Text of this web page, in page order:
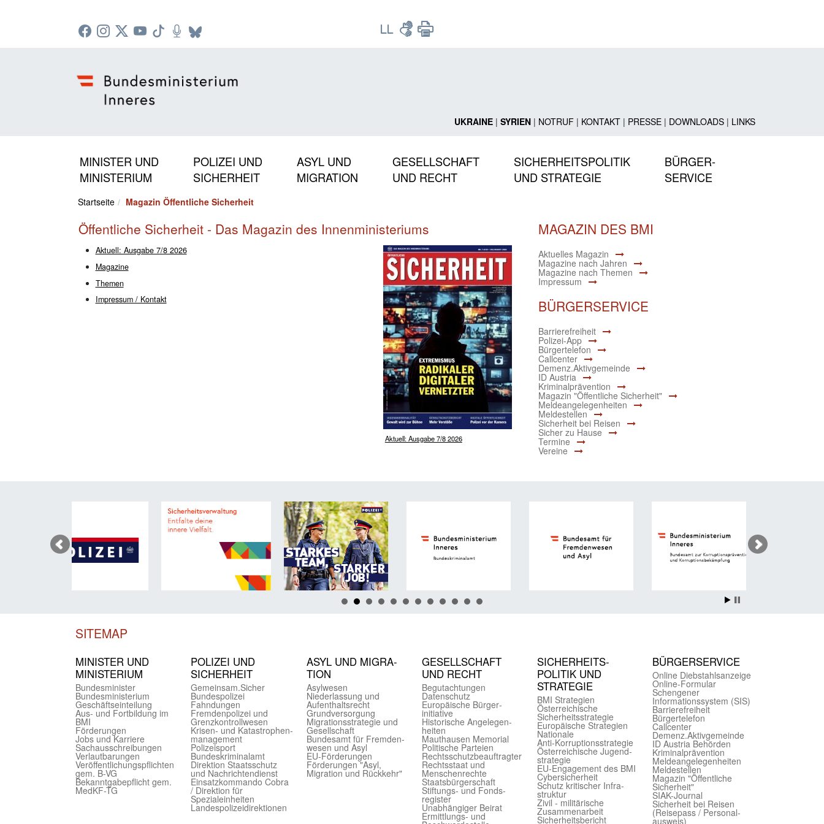
UKRAINE| SYRIEN| NOTRUF| KONTAKT| PRESSE| DOWNLOADS| LINKS
MINISTER UND
MINISTERIUM
POLIZEI UND
SICHERHEIT
ASYL UND
MIGRATION
GESELLSCHAFT
UND RECHT
SICHERHEITSPOLITIK
UND STRATEGIE
BÜRGER-
SERVICE
Startseite Magazin Öffentliche Sicherheit
Öffentliche Sicherheit - Das Magazin des Innenministeriums
Aktuell: Ausgabe 7/8 2026
Aktuell: Ausgabe 7/8 2026
Magazine
Themen
Impressum / Kontakt
MAGAZIN DES BMI
Aktuelles Magazin
Magazine nach Jahren
Magazine nach Themen
Impressum
BÜRGERSERVICE
Barrierefreiheit
Polizei-App
Bürgertelefon
Callcenter
Demenz.Aktivgemeinde
ID Austria
Kriminalprävention
Magazin "Öffentliche Sicherheit"
Meldeangelegenheiten
Meldestellen
Sicherheit bei Reisen
Sicher zu Hause
Termine
Vereine
SITEMAP
MINISTER UND
MINIST­ERIUM
Bundes­minister
Bundes­ministerium
Geschäfts­einteilung
Aus- und Fortbildung im
BMI
Förderungen
Jobs und Karriere
Sachaus­schreibungen
Verlautbarungen
Veröffentlichungspflichten
gem. B-VG
Bekanntgabepflicht gem.
MedKF-TG
POLIZEI UND
SICHER­HEIT
Gemein­sam.Sicher
Bundes­polizei
Fahndungen
Fremdenpolizei und
Grenzkontrollwesen
Krisen- und Katastrophen­
management
Polizeisport
Bundes­kriminal­amt
Direktion Staats­schutz
und Nach­richten­dienst
Einsatz­kommando Cobra
/ Direktion für
Spezialeinheiten
Landes­polizei­direk­tionen
ASYL UND MIGRA­
TION
Asyl­wesen
Nieder­lassung und
Aufent­halts­recht
Grund­versorgung
Migrations­strategie und
Gesell­schaft
Bundes­amt für Fremden­
wesen und Asyl
EU-Förde­rungen
Förderungen "Asyl,
Migration und Rückkehr"
GE­SELL­SCHAFT
UND RECHT
Begut­achtungen
Daten­schutz
Europäische Bürger­
initiative
Historische Angelegen­
heiten
Mauthausen Memorial
Politische Parteien
Rechts­schutz­beauftragter
Rechts­staat und
Menschen­rechte
Staats­bürger­schaft
Stiftungs- und Fonds­
register
Unab­hängiger Beirat
Ermittlungs- und
SICHER­HEITS­
POLITIK UND
STRATEGIE
BMI Strategien
Öster­reichische
Sicherheits­strategie
Europäische Strategien
Nationale
Anti-Korruptions­strategie
Öster­reichische Jugend­
strategie
EU-Engagement des BMI
Cybersicherheit
Schutz kritischer Infra­
struktur
Zivil - militärische
Zusammen­arbeit
Sicherheits­bericht
BÜRGER­SERVICE
Online Diebstahls­anzeige
Online-Formular
Schengener
Informationssystem (SIS)
Barriere­freiheit
Bürger­telefon
Call­center
Demenz.Aktiv­gemeinde
ID Austria Behörden
Kriminal­prävention
Melde­an­ge­le­gen­heiten
Meld­estellen
Magazin "Öffentliche
Sicherheit"
SIAK-Journal
Sicherheit bei Reisen
(Reise­pass / Personal­
ausweis)